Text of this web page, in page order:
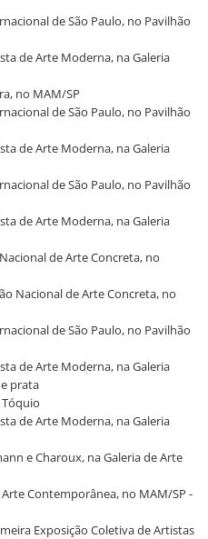
de São Paulo, no Pavilhão
de Arte Moderna, na Galeria
no MAM/SP
de São Paulo, no Pavilhão
de Arte Moderna, na Galeria
de São Paulo, no Pavilhão
de Arte Moderna, na Galeria
de Arte Concreta, no
Nacional de Arte Concreta, no
de São Paulo, no Pavilhão
de Arte Moderna, na Galeria
prata
Tóquio
de Arte Moderna, na Galeria
e Charoux, na Galeria de Arte
Arte Contemporânea, no MAM/SP -
Exposição Coletiva de Artistas